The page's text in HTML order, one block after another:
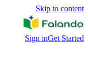
Skip to content
Sign inGet Started